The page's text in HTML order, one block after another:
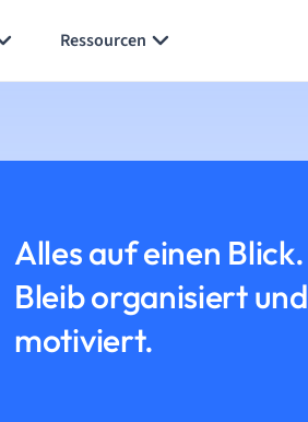
Ressourcen
Alles auf einen Blick.
Bleib organisiert und
motiviert.